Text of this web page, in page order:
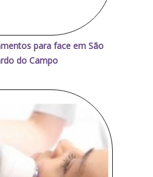
para face em São
do Campo